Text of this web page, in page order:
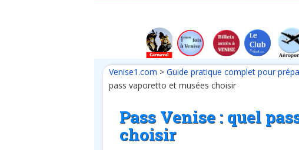
Venise1.com > Guide pratique complet pour
pass vaporetto et musées choisir
Pass Venise : quel
choisir